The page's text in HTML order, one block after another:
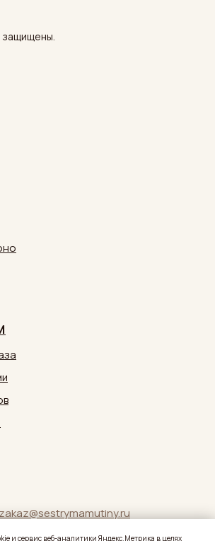
и cepвиc вeб-aнaлитики Яндeкc.Мeтpикa в целях
zakaz@sestrymamutiny.ru